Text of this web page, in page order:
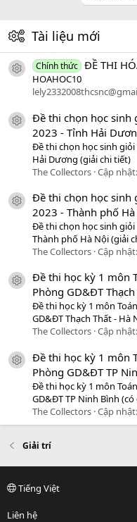
Tài liệu mới
icon tài liệu
Chính thức ĐỀ THI
HOAHOC10
icon tài liệu
Đề thi chọn học sinh
2023 - Tỉnh Hải
Đề thi chọn học sinh giỏi
Hải Dương (giải chi tiết)
The Collectors Cập nhật:
icon tài liệu
Đề thi chọn học sinh
2023 - Thành phố
Đề thi chọn học sinh giỏi
Thành phố Hà Nội (giải
The Collectors Cập nhật:
icon tài liệu
Đề thi học kỳ 1 môn
Phòng GD&ĐT
Đề thi học kỳ 1 môn
GD&ĐT Thạch Thất - Hà
The Collectors Cập nhật:
icon tài liệu
Đề thi học kỳ 1 môn
Phòng GD&ĐT TP
Đề thi học kỳ 1 môn
GD&ĐT TP Ninh Bình
The Collectors Cập nhật:
Giải trí
Tiếng Việt
Liên hệ